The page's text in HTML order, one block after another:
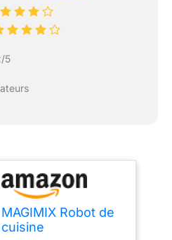
5
MAGIMIX Robot de
cuisine